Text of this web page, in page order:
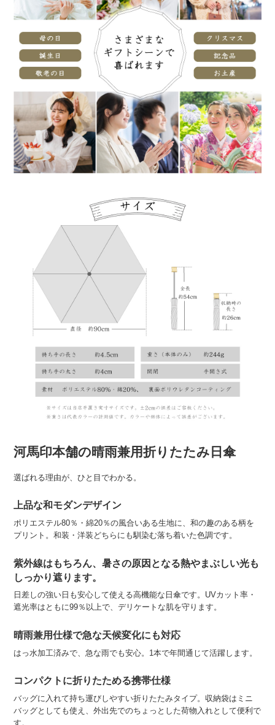
河馬印本舗の晴雨兼用折りたたみ日傘
選ばれる理由が、ひと目でわかる。
上品な和モダンデザイン
ポリエステル80％・綿20％の風合いある生地に、和の趣のある柄を
プリント。和装・洋装どちらにも馴染む落ち着いた色調です。
紫外線はもちろん、暑さの原因となる熱やまぶしい光も
しっかり遮ります。
日差しの強い日も安心して使える高機能な日傘です。UVカット率・
遮光率はともに99％以上で、デリケートな肌を守ります。
晴雨兼用仕様で急な天候変化にも対応
はっ水加工済みで、急な雨でも安心。1本で年間通じて活躍します。
コンパクトに折りたためる携帯仕様
バッグに入れて持ち運びしやすい折りたたみタイプ。収納袋はミニ
バッグとしても使え、外出先でのちょっとした荷物入れとして便利で
す。